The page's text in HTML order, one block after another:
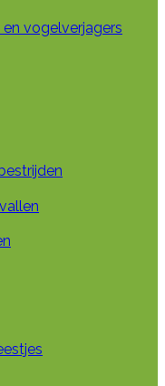
vogelverjagers